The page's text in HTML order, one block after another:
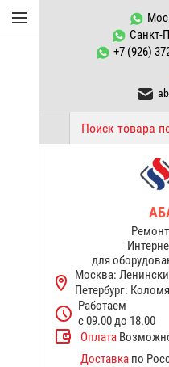
Конфорки Abat
Запчасти к
Запчасти
Переключатели,
Запчасти к котлам
пищеварочным
Запчасти к
плитам Abat
Терморегуляторы
термостаты Abat
Санкт-
+7 (926)
для
Москва:
Петербург:
Работаем
с 09.00 до 18.00
Оплата
Доставка по